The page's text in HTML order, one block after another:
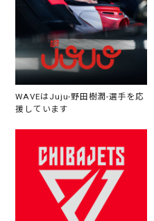
WAVEはJuju-野田樹潤-選手を応
援しています